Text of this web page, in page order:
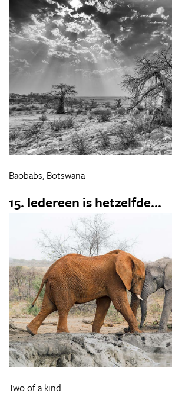
Baobabs, Botswana
15. Iedereen is hetzelfde...
Two of a kind